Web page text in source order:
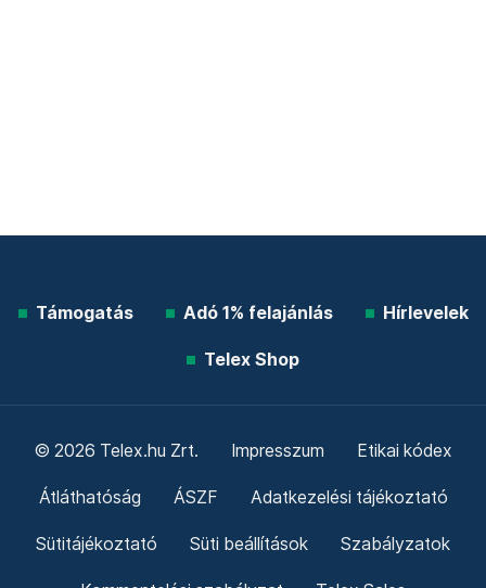
Támogatás Adó 1% felajánlás Hírlevelek
Telex Shop
© 2026 Telex.hu Zrt. Impresszum Etikai kódex
Átláthatóság ÁSZF Adatkezelési tájékoztató
Sütitájékoztató Süti beállítások Szabályzatok